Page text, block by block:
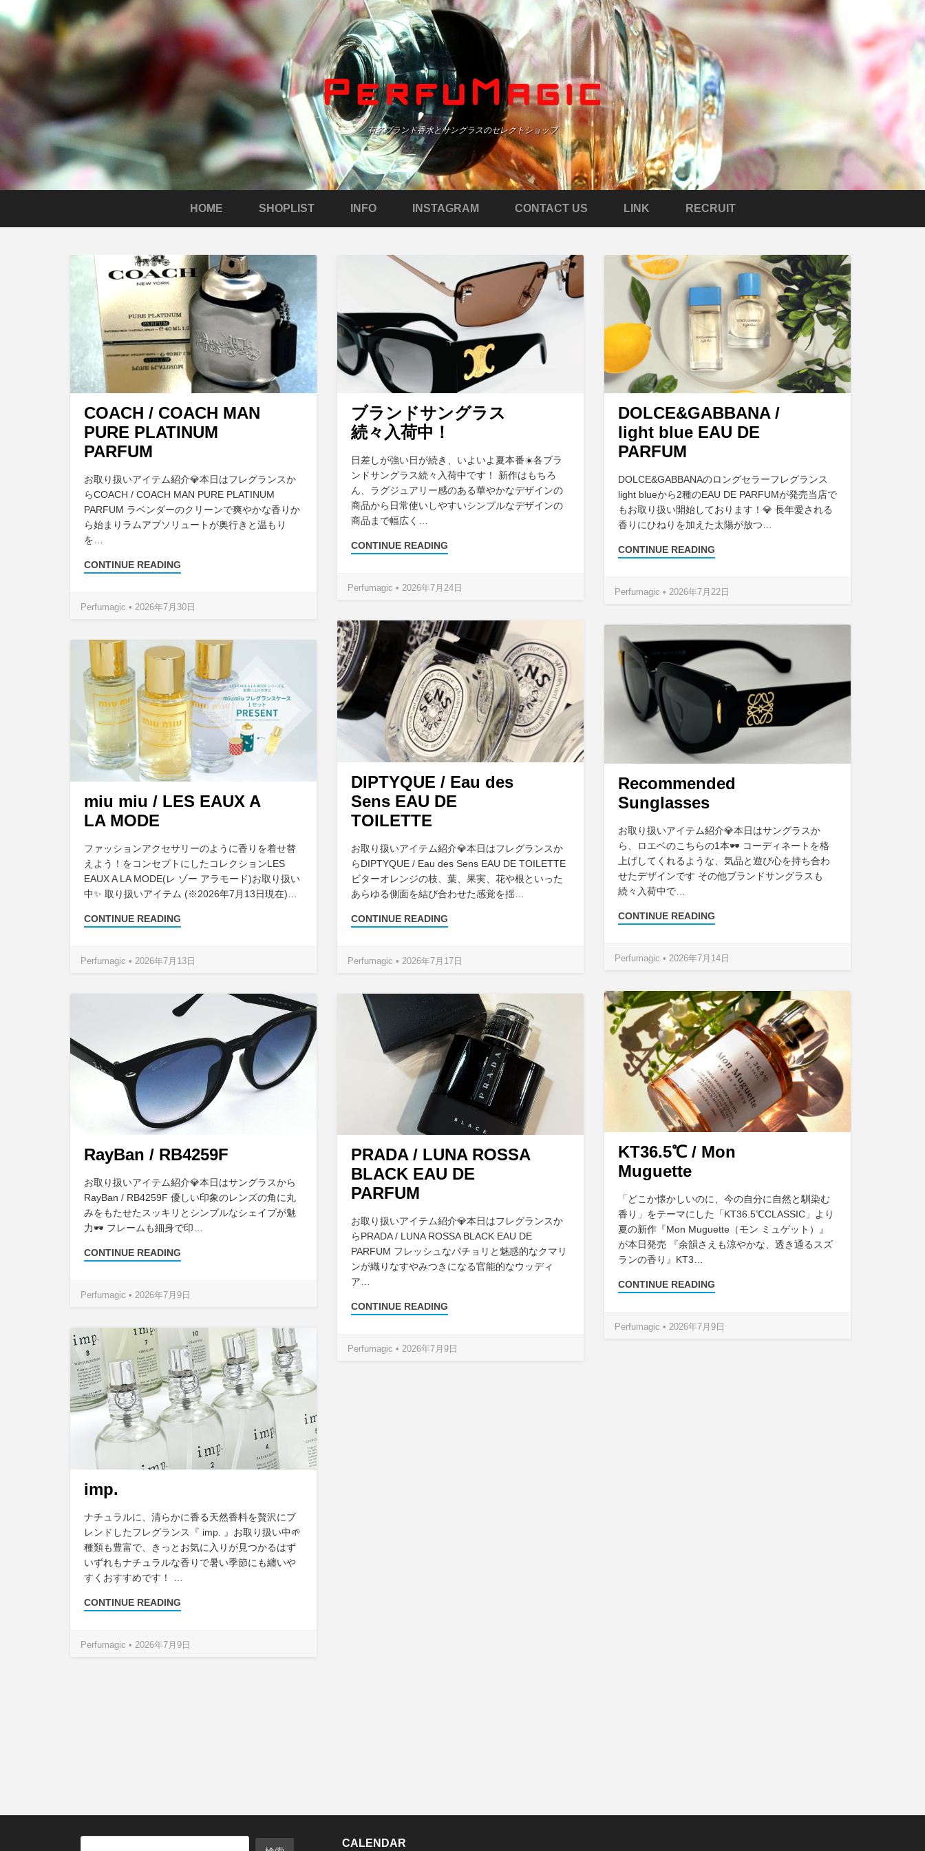
有名ブランド香水とサングラスのセレクトショップ
HOME SHOPLIST INFO INSTAGRAM CONTACT US LINK RECRUIT
COACH / COACH MAN
PURE PLATINUM
PARFUM
お取り扱いアイテム紹介💎本日はフレグランスか
らCOACH / COACH MAN PURE PLATINUM
PARFUM ラベンダーのクリーンで爽やかな香りか
ら始まりラムアブソリュートが奥行きと温もり
を…
CONTINUE READING
Perfumagic • 2026年7月30日
ブランドサングラス
続々入荷中！
日差しが強い日が続き、いよいよ夏本番☀️各ブラ
ンドサングラス続々入荷中です！ 新作はもちろ
ん、ラグジュアリー感のある華やかなデザインの
商品から日常使いしやすいシンプルなデザインの
商品まで幅広く…
CONTINUE READING
Perfumagic • 2026年7月24日
DOLCE&GABBANA /
light blue EAU DE
PARFUM
DOLCE&GABBANAのロングセラーフレグランス
light blueから2種のEAU DE PARFUMが発売当店で
もお取り扱い開始しております！💎 長年愛される
香りにひねりを加えた太陽が放つ…
CONTINUE READING
Perfumagic • 2026年7月22日
DIPTYQUE / Eau des
Sens EAU DE
TOILETTE
お取り扱いアイテム紹介💎本日はフレグランスか
らDIPTYQUE / Eau des Sens EAU DE TOILETTE
ビターオレンジの枝、葉、果実、花や根といった
あらゆる側面を結び合わせた感覚を揺…
CONTINUE READING
Perfumagic • 2026年7月17日
Recommended
Sunglasses
お取り扱いアイテム紹介💎本日はサングラスか
ら、ロエベのこちらの1本🕶 コーディネートを格
上げしてくれるような、気品と遊び心を持ち合わ
せたデザインです その他ブランドサングラスも
続々入荷中で…
CONTINUE READING
Perfumagic • 2026年7月14日
miu miu / LES EAUX A
LA MODE
ファッションアクセサリーのように香りを着せ替
えよう！をコンセプトにしたコレクションLES
EAUX A LA MODE(レ ゾー アラモード)お取り扱い
中✨ 取り扱いアイテム (※2026年7月13日現在)…
CONTINUE READING
Perfumagic • 2026年7月13日
KT36.5℃ / Mon
Muguette
「どこか懐かしいのに、今の自分に自然と馴染む
香り」をテーマにした「KT36.5℃CLASSIC」より
夏の新作『Mon Muguette（モン ミュゲット）』
が本日発売 『余韻さえも涼やかな、透き通るスズ
ランの香り』KT3…
CONTINUE READING
Perfumagic • 2026年7月9日
RayBan / RB4259F
お取り扱いアイテム紹介💎本日はサングラスから
RayBan / RB4259F 優しい印象のレンズの角に丸
みをもたせたスッキリとシンプルなシェイプが魅
力🕶️ フレームも細身で印…
CONTINUE READING
Perfumagic • 2026年7月9日
PRADA / LUNA ROSSA
BLACK EAU DE
PARFUM
お取り扱いアイテム紹介💎本日はフレグランスか
らPRADA / LUNA ROSSA BLACK EAU DE
PARFUM フレッシュなパチョリと魅惑的なクマリ
ンが織りなすやみつきになる官能的なウッディ
ア…
CONTINUE READING
Perfumagic • 2026年7月9日
imp.
ナチュラルに、清らかに香る天然香料を贅沢にブ
レンドしたフレグランス『 imp. 』お取り扱い中🌱
種類も豊富で、きっとお気に入りが見つかるはず
いずれもナチュラルな香りで暑い季節にも纏いや
すくおすすめです！ …
CONTINUE READING
Perfumagic • 2026年7月9日
CALENDAR